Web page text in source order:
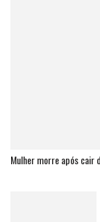
Mulher morre após cair